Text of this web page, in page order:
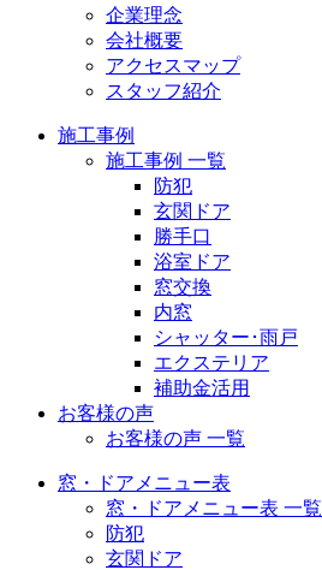
企業理念
会社概要
アクセスマップ
スタッフ紹介
施工事例
施工事例 一覧
防犯
玄関ドア
勝手口
浴室ドア
窓交換
内窓
シャッター･雨戸
エクステリア
補助金活用
お客様の声
お客様の声 一覧
窓・ドアメニュー表
窓・ドアメニュー表 一覧
防犯
玄関ドア